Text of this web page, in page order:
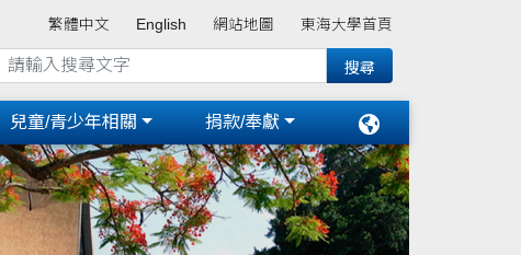
繁體中文 English 網站地圖 東海大學首頁
兒童/青少年相關 捐款/奉獻